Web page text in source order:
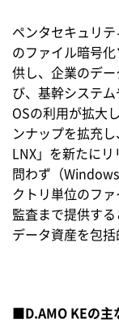
ペンタセキュリ
のファイル暗号
供し、企業のデ
び、基幹システ
OSの利用が拡大
ンナップを拡充
LNX」を新たに
問わず（
クトリ単位のフ
監査まで提供す
データ資産を包括
■D.AMO KEの主